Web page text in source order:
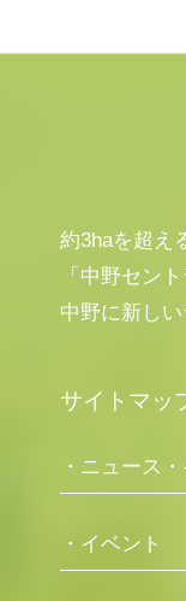
約3haを超え
「中野セン
中野に新し
サイトマッ
・ニュース
・イベント